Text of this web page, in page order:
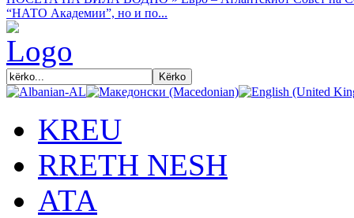
“НАТО Академии”, но и по...
KREU
RRETH NESH
АТА